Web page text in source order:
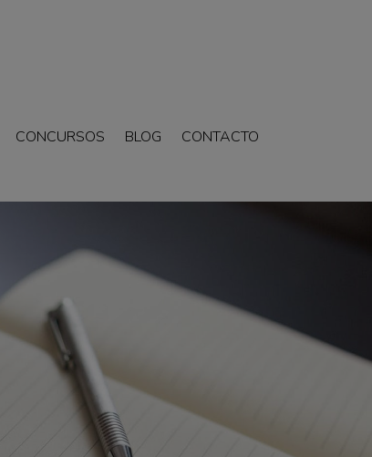
CONCURSOS BLOG CONTACTO